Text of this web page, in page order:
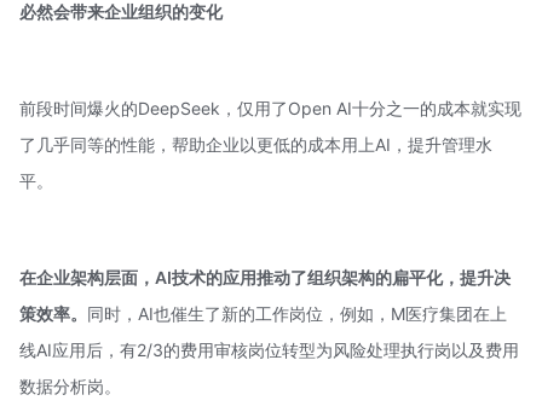
必然会带来企业组织的变化
前段时间爆火的DeepSeek，仅用了Open AI十分之一的成本就实现
了几乎同等的性能，帮助企业以更低的成本用上AI，提升管理水
平。
在企业架构层面，AI技术的应用推动了组织架构的扁平化，提升决
策效率。 同时，AI也催生了新的工作岗位，例如，M医疗集团在上
线AI应用后，有2/3的费用审核岗位转型为风险处理执行岗以及费用
数据分析岗。